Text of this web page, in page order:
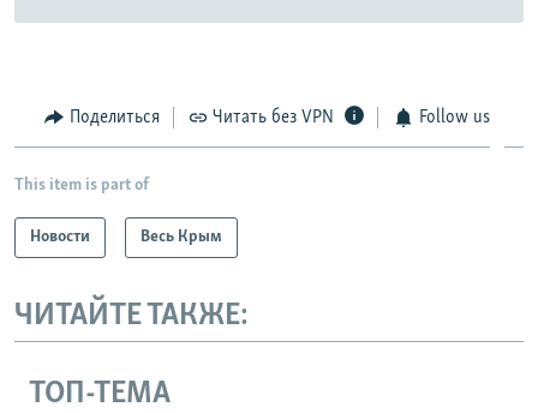
Поделиться Читать без VPN Follow us
This item is part of
Новости Весь Крым
ЧИТАЙТЕ ТАКЖЕ:
ТОП-ТЕМА